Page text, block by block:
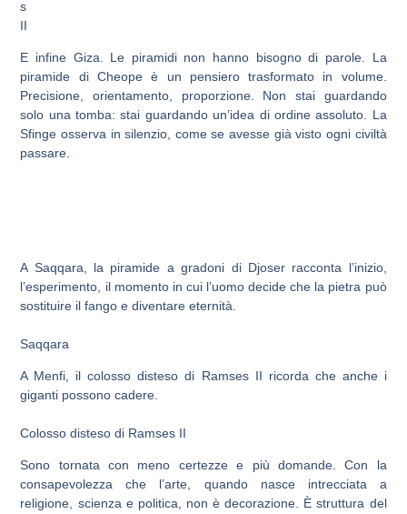
s
II
E infine Giza. Le piramidi non hanno bisogno di parole. La
piramide di Cheope è un pensiero trasformato in volume.
Precisione, orientamento, proporzione. Non stai guardando
solo una tomba: stai guardando un’idea di ordine assoluto. La
Sfinge osserva in silenzio, come se avesse già visto ogni civiltà
passare.
A Saqqara, la piramide a gradoni di Djoser racconta l’inizio,
l’esperimento, il momento in cui l’uomo decide che la pietra può
sostituire il fango e diventare eternità.
Saqqara
A Menfi, il colosso disteso di Ramses II ricorda che anche i
giganti possono cadere.
Colosso disteso di Ramses II
Sono tornata con meno certezze e più domande. Con la
consapevolezza che l’arte, quando nasce intrecciata a
religione, scienza e politica, non è decorazione. È struttura del